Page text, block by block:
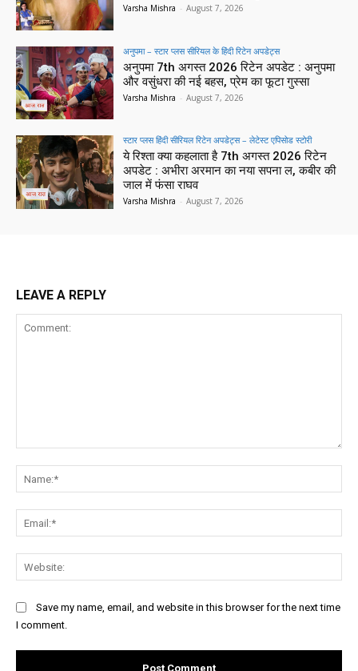
Varsha Mishra - August 7, 2026
अनुपमा – स्टार प्लस सीरियल के हिंदी रिटेन अपडेट्स
अनुपमा 7th अगस्त 2026 रिटेन अपडेट : अनुपमा
और वसुंधरा की नई बहस, प्रेम का फूटा गुस्सा
Varsha Mishra - August 7, 2026
स्टार प्लस हिंदी सीरियल रिटेन अपडेट्स – लेटेस्ट एपिसोड स्टोरी
ये रिश्ता क्या कहलाता है 7th अगस्त 2026 रिटेन
अपडेट : अभीरा अरमान का नया सपना ल, कबीर की
जाल में फंसा राघव
Varsha Mishra - August 7, 2026
LEAVE A REPLY
Save my name, email, and website in this browser for the next time
I comment.